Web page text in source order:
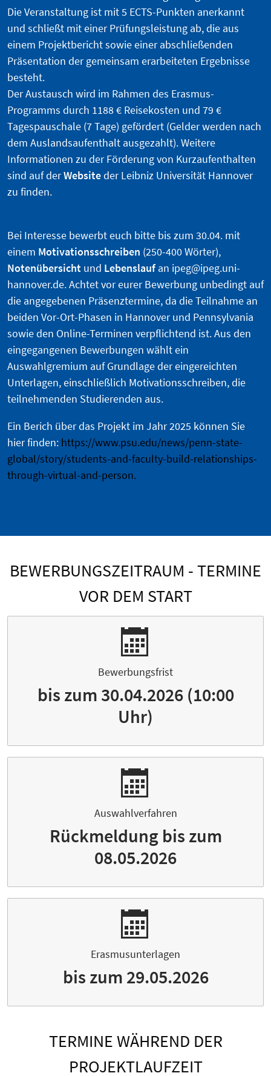
Die Veranstaltung ist mit 5 ECTS-Punkten anerkannt
und schließt mit einer Prüfungsleistung ab, die aus
einem Projektbericht sowie einer abschließenden
Präsentation der gemeinsam erarbeiteten Ergebnisse
besteht.
Der Austausch wird im Rahmen des Erasmus-
Programms durch 1188 € Reisekosten und 79 €
Tagespauschale (7 Tage) gefördert (Gelder werden nach
dem Auslandsaufenthalt ausgezahlt). Weitere
Informationen zu der Förderung von Kurzaufenthalten
sind auf derWebsiteder Leibniz Universität Hannover
zu finden.
Bei Interesse bewerbt euch bitte bis zum 30.04. mit
einem Motivationsschreiben (250-400 Wörter),
Notenübersicht und Lebenslaufan ipeg@ipeg.uni-
hannover.de. Achtet vor eurer Bewerbung unbedingt auf
die angegebenen Präsenztermine, da die Teilnahme an
beiden Vor-Ort-Phasen in Hannover und Pennsylvania
sowie den Online-Terminen verpflichtend ist. Aus den
eingegangenen Bewerbungen wählt ein
Auswahlgremium auf Grundlage der eingereichten
Unterlagen, einschließlich Motivationsschreiben, die
teilnehmenden Studierenden aus.
Ein Berich über das Projekt im Jahr 2025 können Sie
hier finden: https://www.psu.edu/news/penn-state-
global/story/students-and-faculty-build-relationships-
through-virtual-and-person.
BEWERBUNGSZEITRAUM - TERMINE
VOR DEM START
Bewerbungsfrist
bis zum 30.04.2026 (10:00
Uhr)
Auswahlverfahren
Rückmeldung bis zum
08.05.2026
Erasmusunterlagen
bis zum 29.05.2026
TERMINE WÄHREND DER
PROJEKTLAUFZEIT